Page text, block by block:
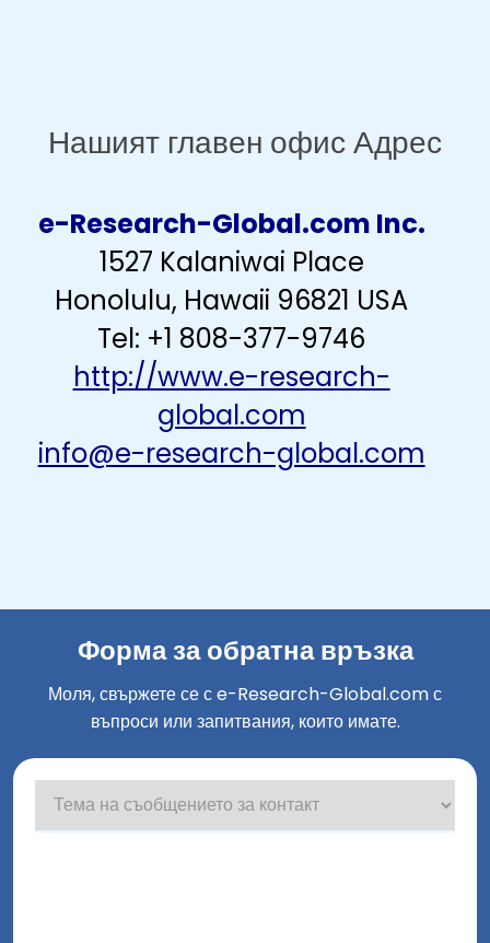
Нашият главен офис Адрес
e-Research-Global.com Inc.
1527 Kalaniwai Place
Honolulu, Hawaii 96821 USA
Tel: +1 808-377-9746
http://www.e-research-
global.com
info@e-research-global.com
Форма за обратна връзка
Моля, свържете се с e-Research-Global.com с
въпроси или запитвания, които имате.